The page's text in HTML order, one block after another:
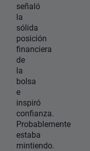
señaló
la
sólida
posición
financiera
de
la
bolsa
e
inspiró
confianza.
Probablemente
estaba
mintiendo.